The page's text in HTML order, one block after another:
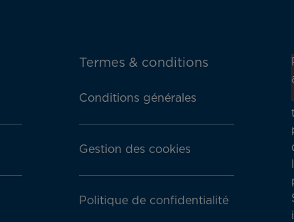
Termes & conditions
Conditions générales
Gestion des cookies
Politique de confidentialité